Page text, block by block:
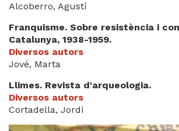
Alcoberro, Agustí
Franquisme. Sobre resistència i
Catalunya, 1938-1959.
Diversos autors
Jové, Marta
Llimes. Revista d'arqueologia.
Diversos autors
Cortadella, Jordi